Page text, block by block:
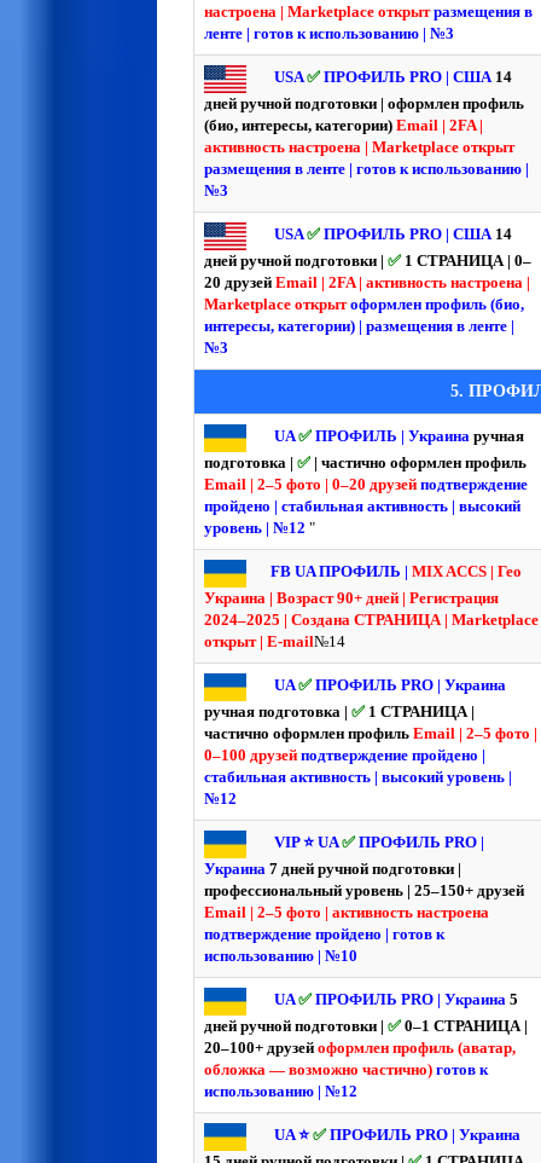
настроена | Marketplace открытразмещения в
ленте | готов к использованию | №3
USA✅ ПРОФИЛЬ PRO | США 14
дней ручной подготовки | оформлен профиль
(био, интересы, категории) Email | 2FA |
активность настроена | Marketplace открыт
размещения в ленте | готов к использованию |
№3
USA✅ ПРОФИЛЬ PRO | США 14
дней ручной подготовки | ✅ 1 СТРАНИЦА | 0–
20 друзей Email | 2FA | активность настроена |
Marketplace открытоформлен профиль (био,
интересы, категории) | размещения в ленте |
№3
5.
UA✅ ПРОФИЛЬ | Украина ручная
подготовка | ✅ | частично оформлен профиль
Email | 2–5 фото | 0–20 друзей подтверждение
пройдено | стабильная активность | высокий
уровень | №12 "
FB UA ПРОФИЛЬ | MIX ACCS | Гео
Украина | Возраст 90+ дней | Регистрация
2024–2025 | Создана СТРАНИЦА | Marketplace
открыт | E-mail№14
UA✅ ПРОФИЛЬ PRO | Украина
ручная подготовка | ✅ 1 СТРАНИЦА |
частично оформлен профиль Email | 2–5 фото |
0–100 друзей подтверждение пройдено |
стабильная активность | высокий уровень |
№12
VIP ⭐️ UA✅ ПРОФИЛЬ PRO |
Украина 7 дней ручной подготовки |
профессиональный уровень | 25–150+ друзей
Email | 2–5 фото | активность настроена
подтверждение пройдено | готов к
использованию | №10
UA✅ ПРОФИЛЬ PRO | Украина 5
дней ручной подготовки | ✅ 0–1 СТРАНИЦА |
20–100+ друзей оформлен профиль (аватар,
обложка — возможно частично) готов к
использованию | №12
UA ⭐️ ✅ ПРОФИЛЬ PRO | Украина